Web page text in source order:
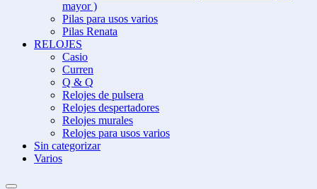
mayor )
Pilas para usos varios
Pilas Renata
RELOJES
Casio
Curren
Q & Q
Relojes de pulsera
Relojes despertadores
Relojes murales
Relojes para usos varios
Sin categorizar
Varios